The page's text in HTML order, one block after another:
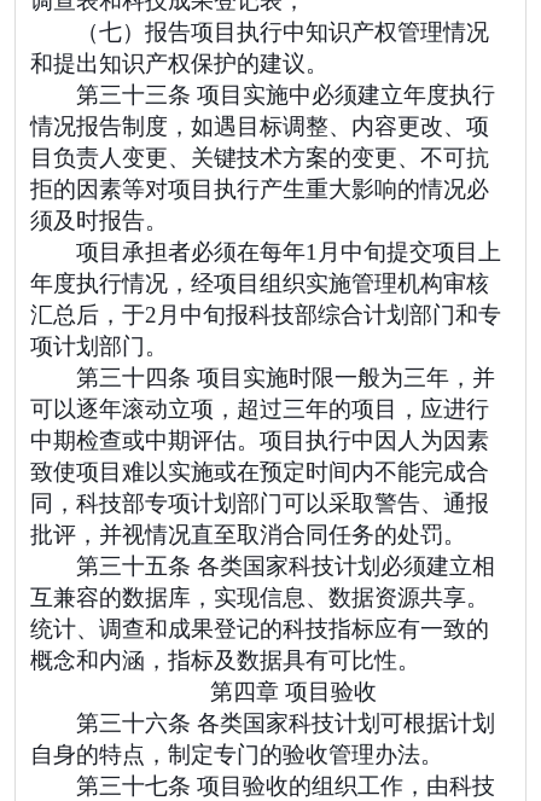
（七）报告项目执行中知识产权管理情况
和提出知识产权保护的建议。
第三十三条 项目实施中必须建立年度执行
情况报告制度，如遇目标调整、内容更改、项
目负责人变更、关键技术方案的变更、不可抗
拒的因素等对项目执行产生重大影响的情况必
须及时报告。
项目承担者必须在每年1月中旬提交项目上
年度执行情况，经项目组织实施管理机构审核
汇总后，于2月中旬报科技部综合计划部门和专
项计划部门。
第三十四条 项目实施时限一般为三年，并
可以逐年滚动立项，超过三年的项目，应进行
中期检查或中期评估。项目执行中因人为因素
致使项目难以实施或在预定时间内不能完成合
同，科技部专项计划部门可以采取警告、通报
批评，并视情况直至取消合同任务的处罚。
第三十五条 各类国家科技计划必须建立相
互兼容的数据库，实现信息、数据资源共享。
统计、调查和成果登记的科技指标应有一致的
概念和内涵，指标及数据具有可比性。
第四章 项目验收
第三十六条 各类国家科技计划可根据计划
自身的特点，制定专门的验收管理办法。
第三十七条 项目验收的组织工作，由科技